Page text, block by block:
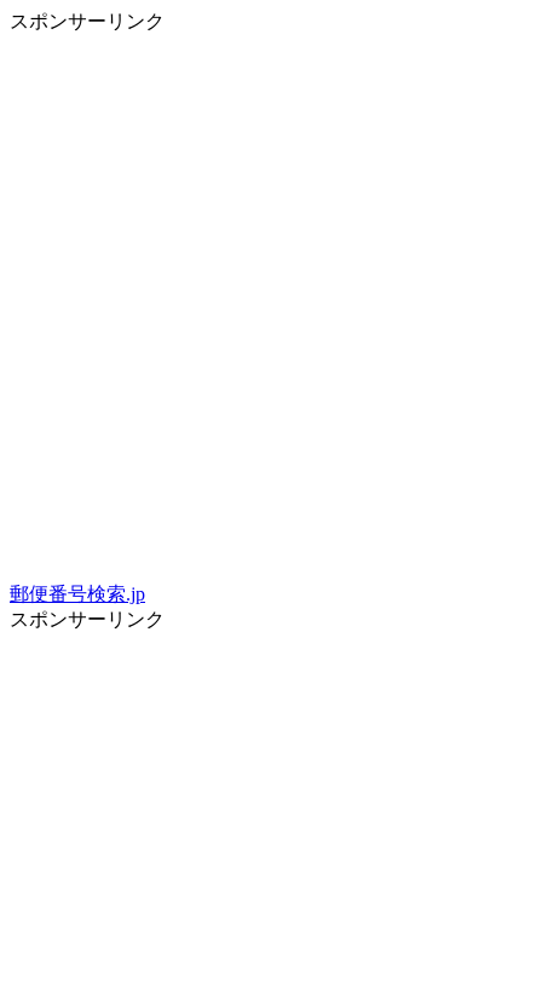
スポンサーリンク
郵便番号検索.jp
スポンサーリンク